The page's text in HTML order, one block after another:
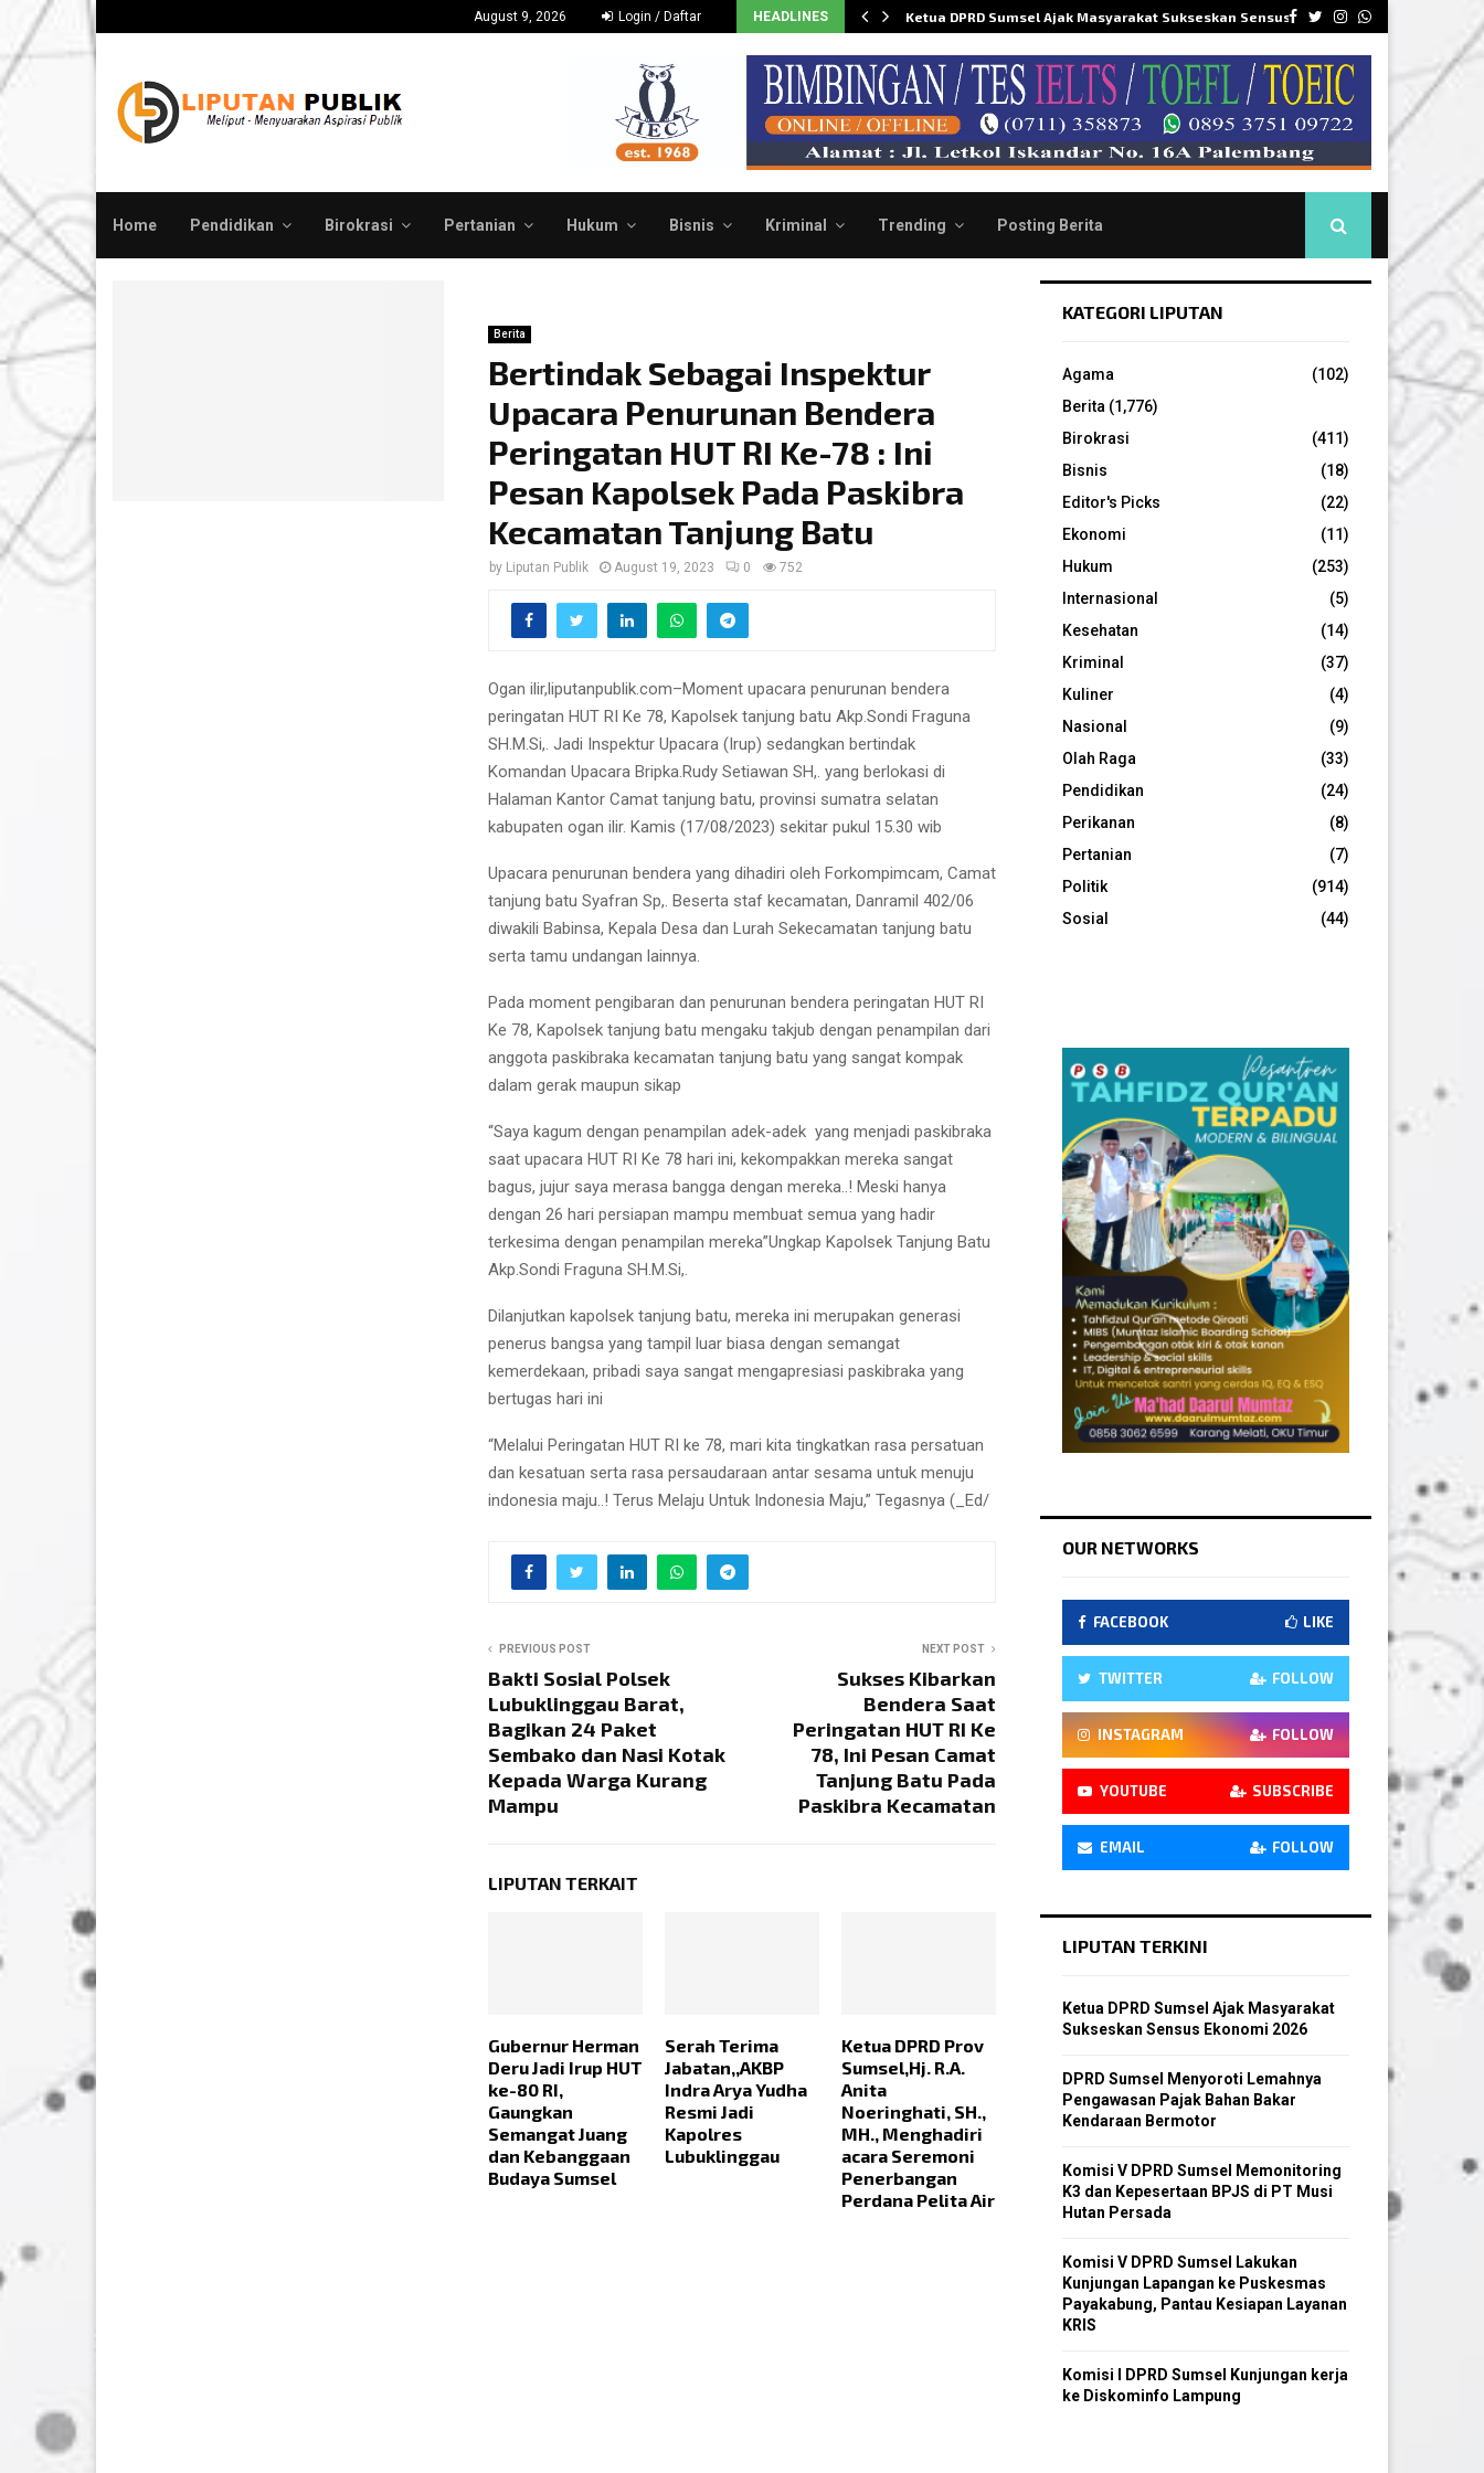
Facebook
Twitter
Instagram
Whatsapp
August 9, 2026 Login / Daftar HEADLINES
Pusat Evaluasi Total… Medco E&P Grissik Dukung dan Dorong Budidaya… Ketua DPRD Sumsel Ajak Masyarakat Sukseskan Sensus…
Home Pendidikan Birokrasi Pertanian Hukum Bisnis Kriminal Trending Posting Berita
Berita
Bertindak Sebagai Inspektur
Upacara Penurunan Bendera
Peringatan HUT RI Ke-78 : Ini
Pesan Kapolsek Pada Paskibra
Kecamatan Tanjung Batu
by Liputan Publik August 19, 2023 0 752
Ogan ilir,liputanpublik.com–Moment upacara penurunan bendera
peringatan HUT RI Ke 78, Kapolsek tanjung batu Akp.Sondi Fraguna
SH.M.Si,. Jadi Inspektur Upacara (Irup) sedangkan bertindak
Komandan Upacara Bripka.Rudy Setiawan SH,. yang berlokasi di
Halaman Kantor Camat tanjung batu, provinsi sumatra selatan
kabupaten ogan ilir. Kamis (17/08/2023) sekitar pukul 15.30 wib
Upacara penurunan bendera yang dihadiri oleh Forkompimcam, Camat
tanjung batu Syafran Sp,. Beserta staf kecamatan, Danramil 402/06
diwakili Babinsa, Kepala Desa dan Lurah Sekecamatan tanjung batu
serta tamu undangan lainnya.
Pada moment pengibaran dan penurunan bendera peringatan HUT RI
Ke 78, Kapolsek tanjung batu mengaku takjub dengan penampilan dari
anggota paskibraka kecamatan tanjung batu yang sangat kompak
dalam gerak maupun sikap
“Saya kagum dengan penampilan adek-adek yang menjadi paskibraka
saat upacara HUT RI Ke 78 hari ini, kekompakkan mereka sangat
bagus, jujur saya merasa bangga dengan mereka..! Meski hanya
dengan 26 hari persiapan mampu membuat semua yang hadir
terkesima dengan penampilan mereka”Ungkap Kapolsek Tanjung Batu
Akp.Sondi Fraguna SH.M.Si,.
Dilanjutkan kapolsek tanjung batu, mereka ini merupakan generasi
penerus bangsa yang tampil luar biasa dengan semangat
kemerdekaan, pribadi saya sangat mengapresiasi paskibraka yang
bertugas hari ini
“Melalui Peringatan HUT RI ke 78, mari kita tingkatkan rasa persatuan
dan kesatuan serta rasa persaudaraan antar sesama untuk menuju
indonesia maju..! Terus Melaju Untuk Indonesia Maju,” Tegasnya (_Ed/
PREVIOUS POST
Bakti Sosial Polsek
Lubuklinggau Barat,
Bagikan 24 Paket
Sembako dan Nasi Kotak
Kepada Warga Kurang
Mampu
NEXT POST
Sukses Kibarkan
Bendera Saat
Peringatan HUT RI Ke
78, Ini Pesan Camat
Tanjung Batu Pada
Paskibra Kecamatan
LIPUTAN TERKAIT
Gubernur Herman
Deru Jadi Irup HUT
ke-80 RI,
Gaungkan
Semangat Juang
dan Kebanggaan
Budaya Sumsel
Serah Terima
Jabatan,,AKBP
Indra Arya Yudha
Resmi Jadi
Kapolres
Lubuklinggau
Ketua DPRD Prov
Sumsel,Hj. R.A.
Anita
Noeringhati, SH.,
MH., Menghadiri
acara Seremoni
Penerbangan
Perdana Pelita Air
KATEGORI LIPUTAN
Agama
(102)
Berita (1,776)
Birokrasi
(411)
Bisnis
(18)
Editor's Picks
(22)
Ekonomi
(11)
Hukum
(253)
Internasional
(5)
Kesehatan
(14)
Kriminal
(37)
Kuliner
(4)
Nasional
(9)
Olah Raga
(33)
Pendidikan
(24)
Perikanan
(8)
Pertanian
(7)
Politik
(914)
Sosial
(44)
OUR NETWORKS
FACEBOOK LIKE
TWITTER FOLLOW
INSTAGRAM FOLLOW
YOUTUBE SUBSCRIBE
EMAIL FOLLOW
LIPUTAN TERKINI
Ketua DPRD Sumsel Ajak Masyarakat
Sukseskan Sensus Ekonomi 2026
DPRD Sumsel Menyoroti Lemahnya
Pengawasan Pajak Bahan Bakar
Kendaraan Bermotor
Komisi V DPRD Sumsel Memonitoring
K3 dan Kepesertaan BPJS di PT Musi
Hutan Persada
Komisi V DPRD Sumsel Lakukan
Kunjungan Lapangan ke Puskesmas
Payakabung, Pantau Kesiapan Layanan
KRIS
Komisi I DPRD Sumsel Kunjungan kerja
ke Diskominfo Lampung